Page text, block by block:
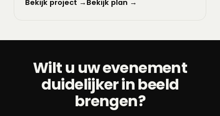
Bekijk project → Bekijk plan →
Wilt u uw evenement
duidelijker in beeld
brengen?